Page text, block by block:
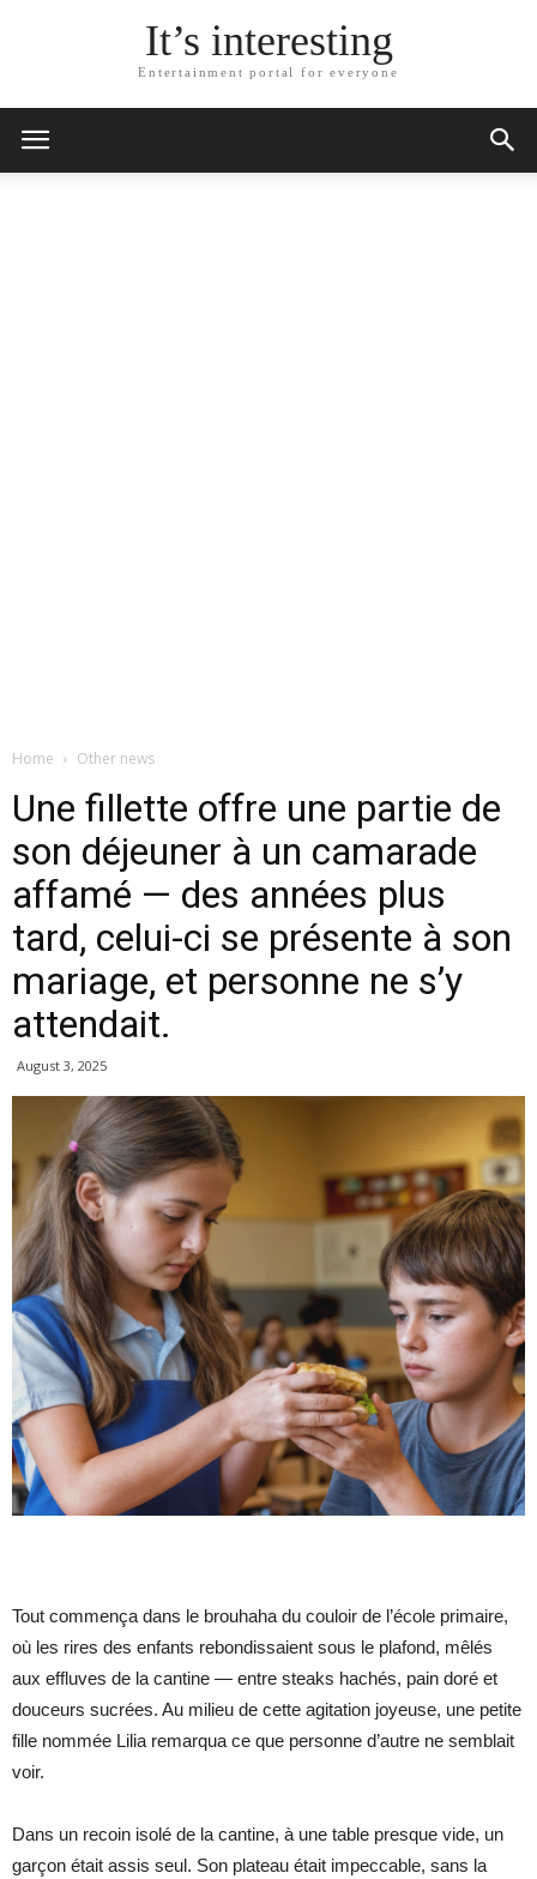
It’s interesting
Entertainment portal for everyone
Home Other news
Une fillette offre une partie de
son déjeuner à un camarade
affamé — des années plus
tard, celui-ci se présente à son
mariage, et personne ne s’y
attendait.
August 3, 2025
Tout commença dans le brouhaha du couloir de l’école primaire,
où les rires des enfants rebondissaient sous le plafond, mêlés
aux effluves de la cantine — entre steaks hachés, pain doré et
douceurs sucrées. Au milieu de cette agitation joyeuse, une petite
fille nommée Lilia remarqua ce que personne d’autre ne semblait
voir.
Dans un recoin isolé de la cantine, à une table presque vide, un
garçon était assis seul. Son plateau était impeccable, sans la